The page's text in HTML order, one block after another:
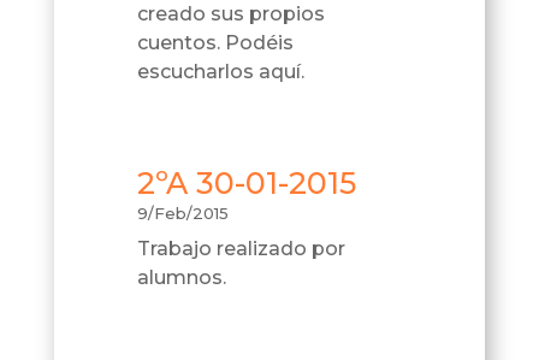
creado sus propios
cuentos. Podéis
escucharlos aquí.
2ºA 30-01-2015
9/Feb/2015
Trabajo realizado por
alumnos.